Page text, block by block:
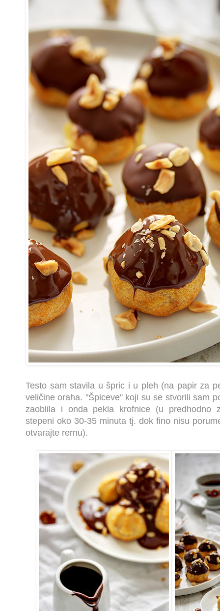
Testo sam stavila u špric i u pleh (na papir za
veličine oraha. "Špiceve" koji su se stvorili sam
zaoblila i onda pekla krofnice (u predhodno
stepeni oko 30-35 minuta tj. dok fino nisu
otvarajte rernu).